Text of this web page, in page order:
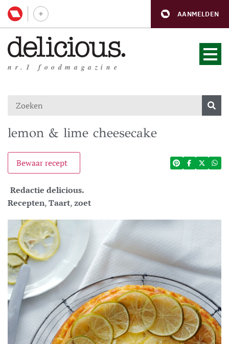
AANMELDEN
nr.1 foodmagazine
lemon & lime cheesecake
Bewaar recept
Redactie delicious.
Recepten,Taart,zoet